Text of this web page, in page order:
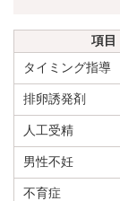
項目
タイミング指導
排卵誘発剤
人工受精
男性不妊
不育症